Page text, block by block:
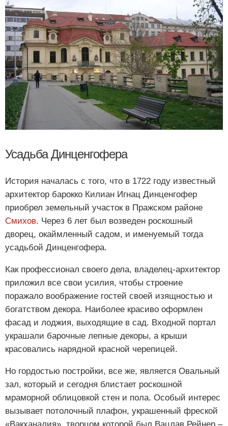
Усадьба Динценгофера
История началась с того, что в 1722 году известный
архитектор барокко Килиан Игнац Динценгофер
приобрел земельный участок в Пражском районе
Смихов. Через 6 лет был возведен роскошный
дворец, окаймленный садом, и именуемый тогда
усадьбой Динценгофера.
Как профессионал своего дела, владелец-архитектор
приложил все свои усилия, чтобы строение
поражало воображение гостей своей изящностью и
богатством декора. Наиболее красиво оформлен
фасад и лоджия, выходящие в сад. Входной портал
украшали барочные лепные декоры, а крыши
красовались нарядной красной черепицей.
Но гордостью постройки, все же, является Овальный
зал, который и сегодня блистает роскошной
мраморной облицовкой стен и пола. Особый интерес
вызывает потолочный плафон, украшенный фреской